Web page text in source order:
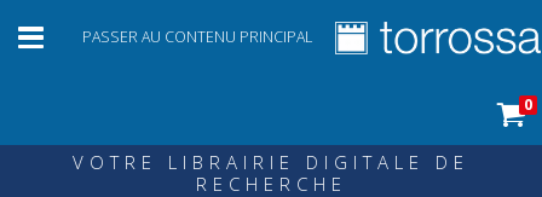
PASSER AU CONTENU PRINCIPAL
0
VOTRE LIBRAIRIE DIGITALE DE
RECHERCHE